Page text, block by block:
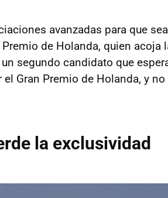
avanzadas para que sea
de Holanda, quien acoja
segundo candidato que
Gran Premio de Holanda, y no
la exclusividad